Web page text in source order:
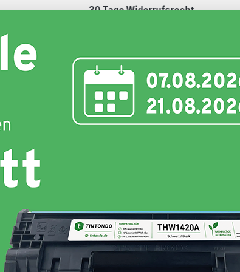
30 Tage Widerrufsrecht
Toner
Hersteller :
Grundpreis:
Produkttyp:
Magenta, Yellow
Weitere Variationen:
133,09 €